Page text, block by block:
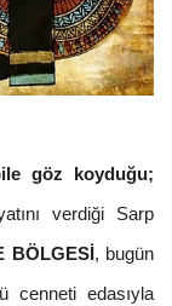
göz koyduğu;
verdiği Sarp
BÖLGESİ , bugün
cenneti edasıyla